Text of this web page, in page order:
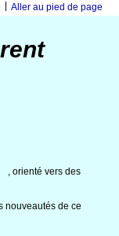
Aller au pied de page
, orienté vers des
nouveautés de ce